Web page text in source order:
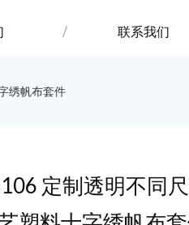
联系我们
绣帆布套件
定制透明不同